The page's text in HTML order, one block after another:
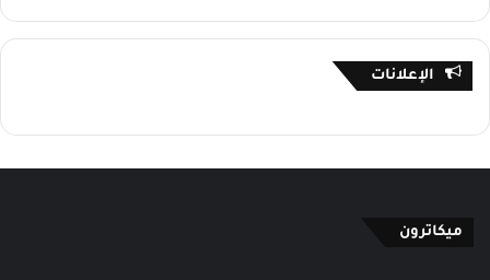
الإعلانات
ميكاترون